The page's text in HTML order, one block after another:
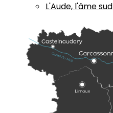
L'Aude, l'âme sud